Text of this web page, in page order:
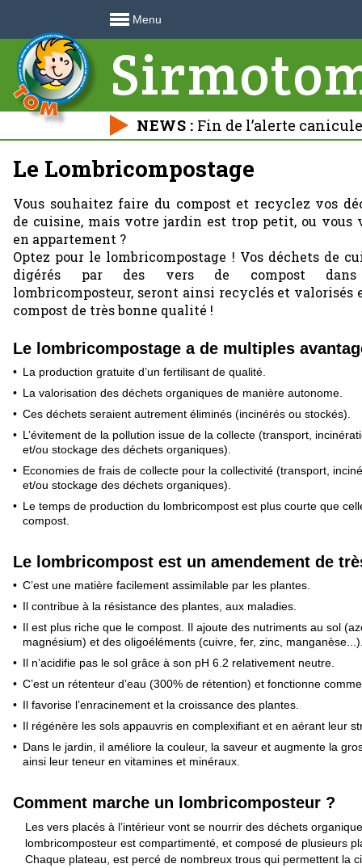
Menu
NEWS : Fin de l’alerte
déchetteries 🍃
Le Lombricompostage
Vous souhaitez faire du compost et recyclez vos
de cuisine, mais votre jardin est trop petit, ou vous
en appartement ?
Optez pour le lombricompostage ! Vos déchets de
digérés par des vers de compost
lombricomposteur, seront ainsi recyclés et valorisés
compost de très bonne qualité !
Le lombricompostage a de multiples
La production gratuite d’un fertilisant de qualité.
La valorisation des déchets organiques de manière autonome.
Ces déchets seraient autrement éliminés (incinérés ou stockés).
L’évitement de la pollution issue de la collecte (transport,
et/ou stockage des déchets organiques).
Economies de frais de collecte pour la collectivité (transport,
et/ou stockage des déchets organiques).
Le temps de production du lombricompost est plus courte que
compost.
Le lombricompost est un amendement de
C’est une matière facilement assimilable par les plantes.
Il contribue à la résistance des plantes, aux maladies.
Il est plus riche que le compost. Il ajoute des nutriments au sol
magnésium) et des oligoéléments (cuivre, fer, zinc,
Il n’acidifie pas le sol grâce à son pH 6.2 relativement neutre.
C’est un rétenteur d’eau (300% de rétention) et fonctionne
Il favorise l’enracinement et la croissance des plantes.
Il régénère les sols appauvris en complexifiant et en aérant leur
Dans le jardin, il améliore la couleur, la saveur et augmente la
ainsi leur teneur en vitamines et minéraux.
Comment marche un lombricomposteur ?
Les vers placés à l’intérieur vont se nourrir des déchets
lombricomposteur est compartimenté, et composé de plusieurs
Chaque plateau, est percé de nombreux trous qui permettent la